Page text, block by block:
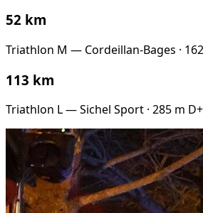
52 km
Triathlon M — Cordeillan-Bages ·
113 km
Triathlon L — Sichel Sport · 285 m D+